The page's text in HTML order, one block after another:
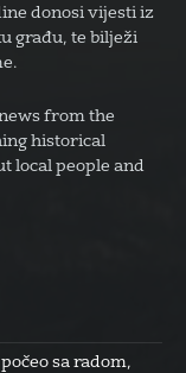
donosi vijesti iz
građu, te bilježi
from the
historical
local people and
sa radom,